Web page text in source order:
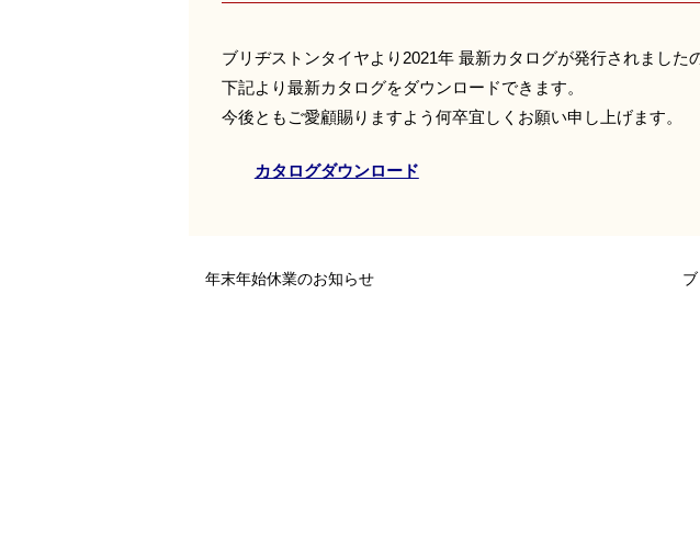
ブリヂストンタイヤより2021年 最新カタログが発行されました
下記より最新カタログをダウンロードできます。
今後ともご愛顧賜りますよう何卒宜しくお願い申し上げます。
カタログダウンロード
年末年始休業のお知らせ